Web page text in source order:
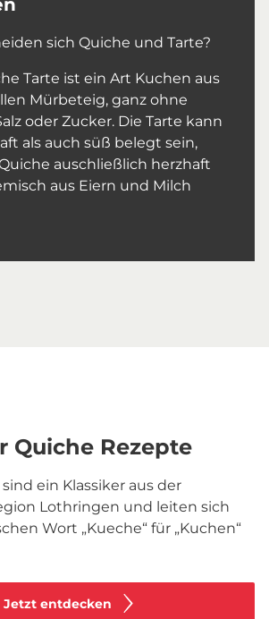
sich Quiche und Tarte?
Tarte ist ein Art Kuchen aus
Mürbeteig, ganz ohne
oder Zucker. Die Tarte kann
als auch süß belegt sein,
auschließlich herzhaft
aus Eiern und Milch
Quiche Rezepte
ein Klassiker aus der
Lothringen und leiten sich
Wort „Kueche“ für „Kuchen“
Jetzt entdecken